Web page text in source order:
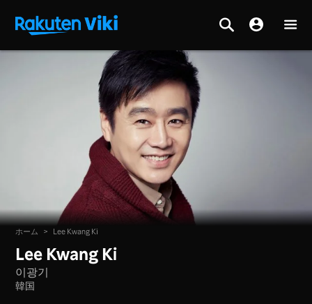
ホーム > Lee Kwang Ki
Lee Kwang Ki
이광기
韓国